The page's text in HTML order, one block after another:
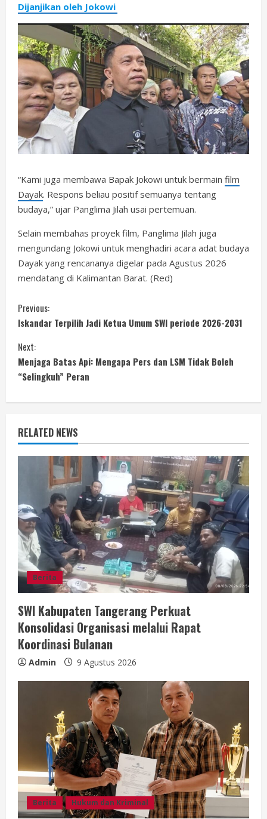
Dijanjikan oleh Jokowi
“Kami juga membawa Bapak Jokowi untuk bermain film
Dayak. Respons beliau positif semuanya tentang
budaya,” ujar Panglima Jilah usai pertemuan.
Selain membahas proyek film, Panglima Jilah juga
mengundang Jokowi untuk menghadiri acara adat budaya
Dayak yang rencananya digelar pada Agustus 2026
mendatang di Kalimantan Barat. (Red)
C
o
n
t
n
u
R
e
a
d
i
n
g
Previous:
Iskandar Terpilih Jadi Ketua Umum SWI periode 2026-2031
Next:
Menjaga Batas Api: Mengapa Pers dan LSM Tidak Boleh
“Selingkuh” Peran
RELATED NEWS
Berita
SWI Kabupaten Tangerang Perkuat
Konsolidasi Organisasi melalui Rapat
Koordinasi Bulanan
Admin 9 Agustus 2026
Berita Hukum dan Kriminal